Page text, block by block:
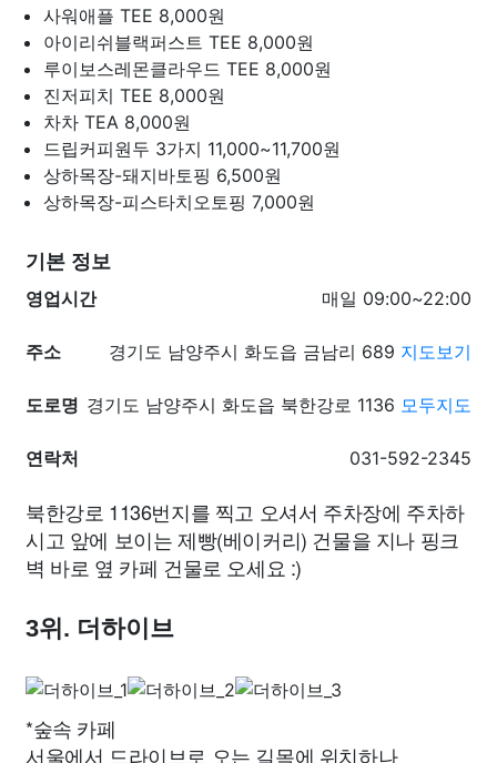
사워애플 TEE 8,000원
아이리쉬블랙퍼스트 TEE 8,000원
루이보스레몬클라우드 TEE 8,000원
진저피치 TEE 8,000원
차차 TEA 8,000원
드립커피원두 3가지 11,000~11,700원
상하목장-돼지바토핑 6,500원
상하목장-피스타치오토핑 7,000원
기본 정보
영업시간
매일 09:00~22:00
주소 경기도 남양주시 화도읍 금남리 689 지도보기
도로명 경기도 남양주시 화도읍 북한강로 1136 모두지도
연락처 031-592-2345
북한강로 1136번지를 찍고 오셔서 주차장에 주차하
시고 앞에 보이는 제빵(베이커리) 건물을 지나 핑크
벽 바로 옆 카페 건물로 오세요 :)
3위. 더하이브
*숲속 카페
서울에서 드라이브로 오는 길목에 위치하나